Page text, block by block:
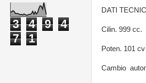
DATI
Cilin. 999 cc.
Poten. 101 cv
Cambio
3 4 9
4
7
1